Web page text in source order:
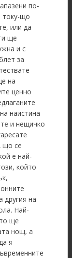
по-
току-що
или да
ще
и с
за
на
ценно
наистина
и нещичко
що се
е най-
който
другия на
Най-
ще
нощ, а
я